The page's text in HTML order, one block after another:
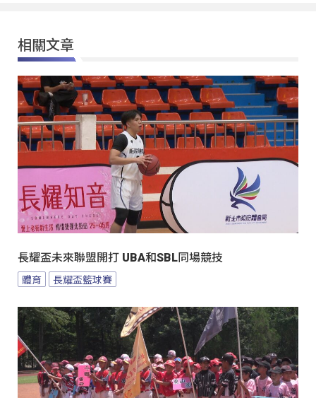
相關文章
長耀盃未來聯盟開打 UBA和SBL同場競技
體育 長耀盃籃球賽